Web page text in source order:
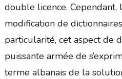
double licence. Cependant,
modification de
particularité, cet aspect de
puissante armée de
terme albanais de la